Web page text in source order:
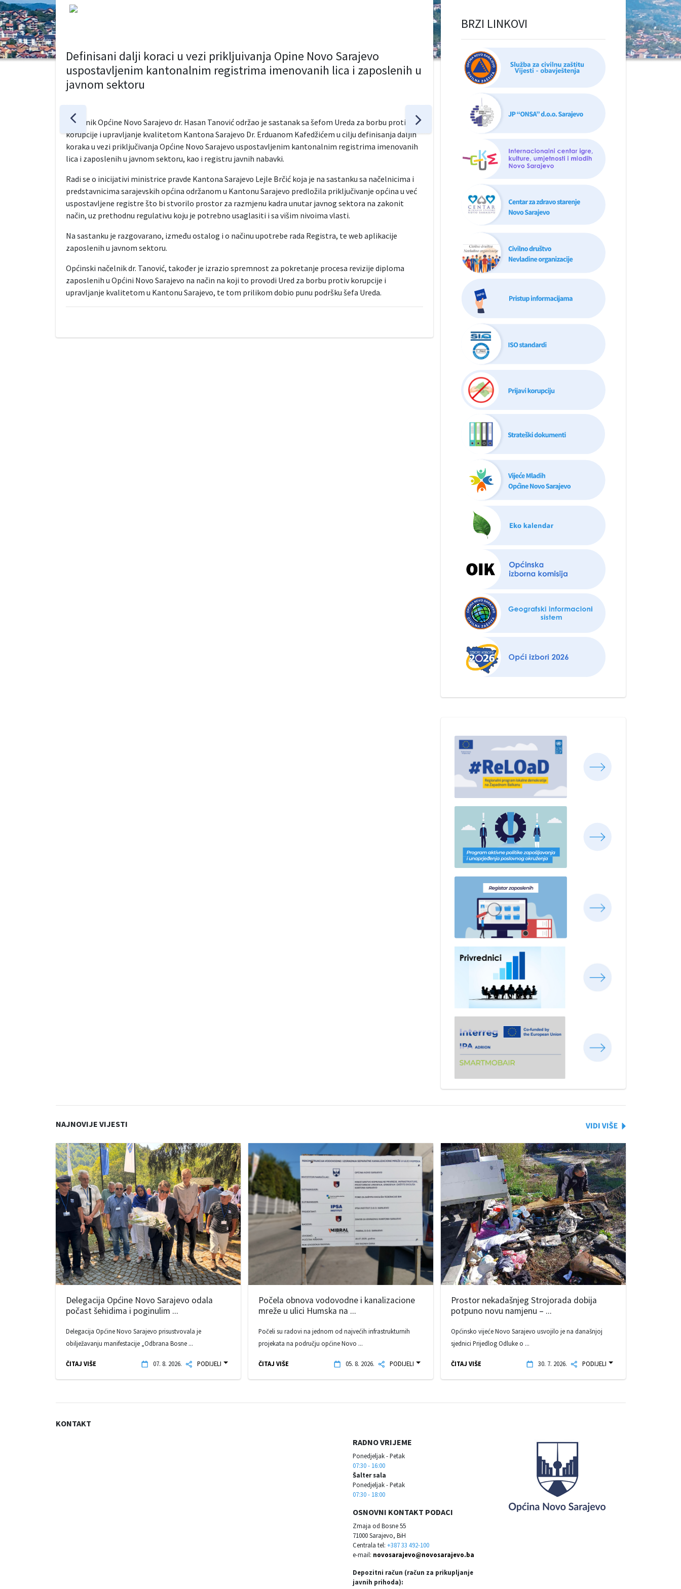
Definisani dalji koraci u vezi prikljuivanja Opine Novo Sarajevo
uspostavljenim kantonalnim registrima imenovanih lica i zaposlenih u
javnom sektoru
Načelnik Općine Novo Sarajevo dr. Hasan Tanović održao je sastanak sa šefom Ureda za borbu protiv
korupcije i upravljanje kvalitetom Kantona Sarajevo Dr. Erduanom Kafedžićem u cilju definisanja daljih
koraka u vezi priključivanja Općine Novo Sarajevo uspostavljenim kantonalnim registrima imenovanih
lica i zaposlenih u javnom sektoru, kao i registru javnih nabavki.
Radi se o inicijativi ministrice pravde Kantona Sarajevo Lejle Brčić koja je na sastanku sa načelnicima i
predstavnicima sarajevskih općina održanom u Kantonu Sarajevo predložila priključivanje općina u već
uspostavljene registre što bi stvorilo prostor za razmjenu kadra unutar javnog sektora na zakonit
način, uz prethodnu regulativu koju je potrebno usaglasiti i sa višim nivoima vlasti.
Na sastanku je razgovarano, između ostalog i o načinu upotrebe rada Registra, te web aplikacije
zaposlenih u javnom sektoru.
Općinski načelnik dr. Tanović, također je izrazio spremnost za pokretanje procesa revizije diploma
zaposlenih u Općini Novo Sarajevo na način na koji to provodi Ured za borbu protiv korupcije i
upravljanje kvalitetom u Kantonu Sarajevo, te tom prilikom dobio punu podršku šefa Ureda.
BRZI LINKOVI
NAJNOVIJE VIJESTI
Delegacija Općine Novo Sarajevo odala
počast šehidima i poginulim ...
Delegacija Općine Novo Sarajevo prisustvovala je
obilježavanju manifestacije „Odbrana Bosne ...
ČITAJ VIŠE 07. 8. 2026. PODIJELI
Počela obnova vodovodne i kanalizacione
mreže u ulici Humska na ...
Počeli su radovi na jednom od najvećih infrastrukturnih
projekata na području općine Novo ...
ČITAJ VIŠE 05. 8. 2026. PODIJELI
Prostor nekadašnjeg Strojorada dobija
potpuno novu namjenu – ...
Općinsko vijeće Novo Sarajevo usvojilo je na današnjoj
sjednici Prijedlog Odluke o ...
ČITAJ VIŠE 30. 7. 2026. PODIJELI
KONTAKT
RADNO VRIJEME
Ponedjeljak - Petak
07:30 - 16:00
Šalter sala
Ponedjeljak - Petak
07:30 - 18:00
OSNOVNI KONTAKT PODACI
Zmaja od Bosne 55
71000 Sarajevo, BiH
Centrala tel: +387 33 492-100
e-mail: novosarajevo@novosarajevo.ba
Depozitni račun (račun za prikupljanje
javnih prihoda):